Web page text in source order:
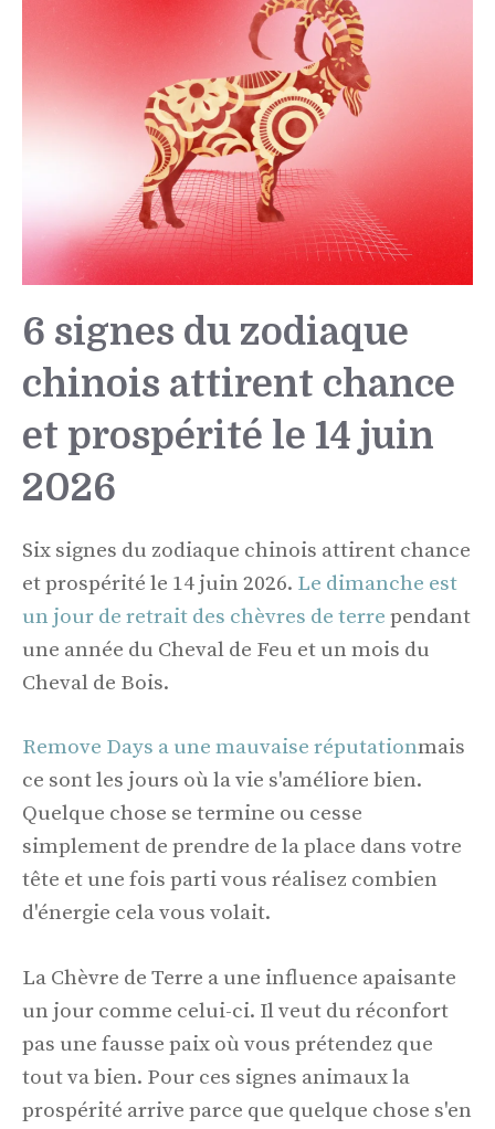
6 signes du zodiaque
chinois attirent chance
et prospérité le 14 juin
2026
Six signes du zodiaque chinois attirent chance
et prospérité le 14 juin 2026. Le dimanche est
un jour de retrait des chèvres de terre pendant
une année du Cheval de Feu et un mois du
Cheval de Bois.
Remove Days a une mauvaise réputationmais
ce sont les jours où la vie s'améliore bien.
Quelque chose se termine ou cesse
simplement de prendre de la place dans votre
tête et une fois parti vous réalisez combien
d'énergie cela vous volait.
La Chèvre de Terre a une influence apaisante
un jour comme celui-ci. Il veut du réconfort
pas une fausse paix où vous prétendez que
tout va bien. Pour ces signes animaux la
prospérité arrive parce que quelque chose s'en